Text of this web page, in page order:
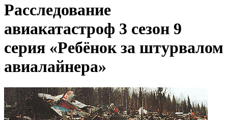
Расследование
авиакатастроф 3 сезон 9
серия «Ребёнок за штурвалом
авиалайнера»